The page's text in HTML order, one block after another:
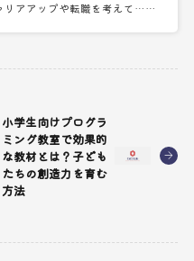
リアアップや転職を考えて……
小学生向けプログラ
ミング教室で効果的
な教材とは？子ども
たちの創造力を育む
方法